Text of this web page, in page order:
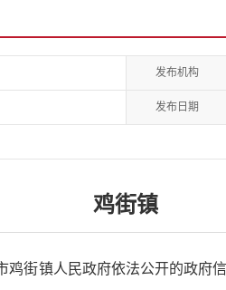
发布机构
发布日期
鸡街镇
鸡街镇人民政府依法公开的政府